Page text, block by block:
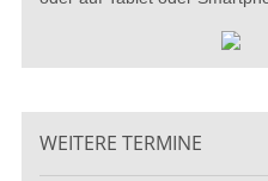
WEITERE TERMINE